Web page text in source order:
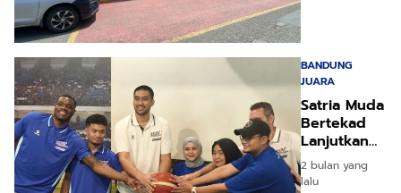
BANDUNG
JUARA
Satria Muda
Bertekad
Lanjutkan
Aura Juara
Persib di
2 bulan yang
lalu